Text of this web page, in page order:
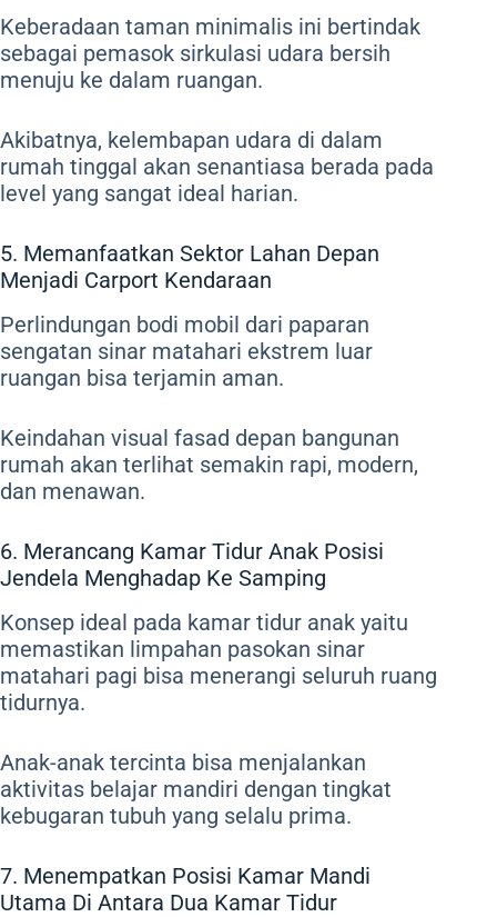
Keberadaan taman minimalis ini bertindak
sebagai pemasok sirkulasi udara bersih
menuju ke dalam ruangan.
Akibatnya, kelembapan udara di dalam
rumah tinggal akan senantiasa berada pada
level yang sangat ideal harian.
5. Memanfaatkan Sektor Lahan Depan
Menjadi Carport Kendaraan
Perlindungan bodi mobil dari paparan
sengatan sinar matahari ekstrem luar
ruangan bisa terjamin aman.
Keindahan visual fasad depan bangunan
rumah akan terlihat semakin rapi, modern,
dan menawan.
6. Merancang Kamar Tidur Anak Posisi
Jendela Menghadap Ke Samping
Konsep ideal pada kamar tidur anak yaitu
memastikan limpahan pasokan sinar
matahari pagi bisa menerangi seluruh ruang
tidurnya.
Anak-anak tercinta bisa menjalankan
aktivitas belajar mandiri dengan tingkat
kebugaran tubuh yang selalu prima.
7. Menempatkan Posisi Kamar Mandi
Utama Di Antara Dua Kamar Tidur